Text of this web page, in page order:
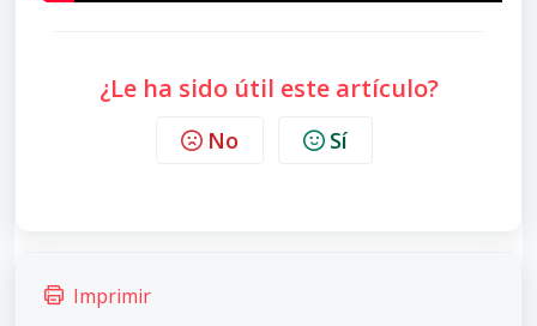
¿Le ha sido útil este artículo?
No Sí
Imprimir